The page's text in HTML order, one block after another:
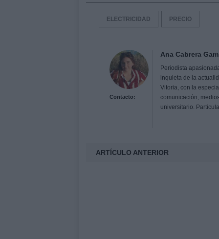
ELECTRICIDAD PRECIO
Contacto:
Ana Cabrera
Periodista
inquieta de la
Vitoria, con la
comunicación,
universitario.
ARTÍCULO ANTERIOR